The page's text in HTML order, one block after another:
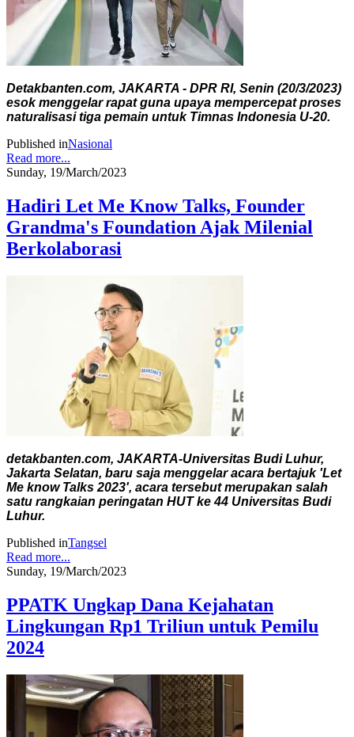
Detakbanten.com, JAKARTA - DPR RI, Senin (20/3/2023)
esok menggelar rapat guna upaya mempercepat proses
naturalisasi tiga pemain untuk Timnas Indonesia U-20.
Published inNasional
Read more...
Sunday, 19/March/2023
Hadiri Let Me Know Talks, Founder
Grandma's Foundation Ajak Milenial
Berkolaborasi
detakbanten.com, JAKARTA-Universitas Budi Luhur,
Jakarta Selatan, baru saja menggelar acara bertajuk 'Let
Me know Talks 2023', acara tersebut merupakan salah
satu rangkaian peringatan HUT ke 44 Universitas Budi
Luhur.
Published inTangsel
Read more...
Sunday, 19/March/2023
PPATK Ungkap Dana Kejahatan
Lingkungan Rp1 Triliun untuk Pemilu
2024